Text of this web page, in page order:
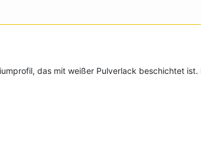
das mit weißer Pulverlack beschichtet